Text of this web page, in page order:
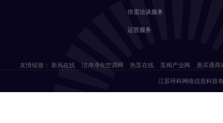
供需洽谈服务
运营服务
友情链接： 新风在线 洁净净化空调网 热泵在线 泵阀产业网 惠买通商
江苏环科网络信息科技